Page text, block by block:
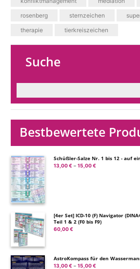
rosenberg
sternzeichen
therapie
tierkreiszeichen
Suche
Bestbewertete
Schüßler-Salze Nr. 1 bis 12 - auf
13,00€ – 15,00€Preisspanne:
[4er Set] ICD-10 (F) Navigator
Teil 1 & 2 (F0 bis F9)
60,00€
AstroKompass für den
13,00€ – 15,00€Preisspanne: